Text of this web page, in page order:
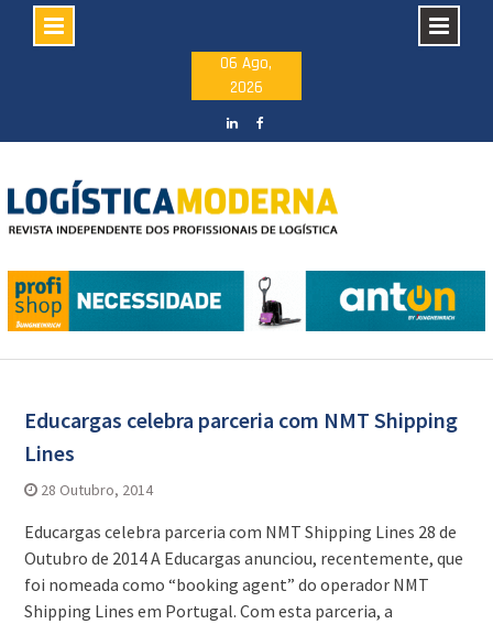
06 Ago,
2026
Artigos
Educargas celebra parceria com NMT Shipping
Lines
28 Outubro, 2014
Educargas celebra parceria com NMT Shipping Lines 28 de
Outubro de 2014 A Educargas anunciou, recentemente, que
foi nomeada como “booking agent” do operador NMT
Shipping Lines em Portugal. Com esta parceria, a